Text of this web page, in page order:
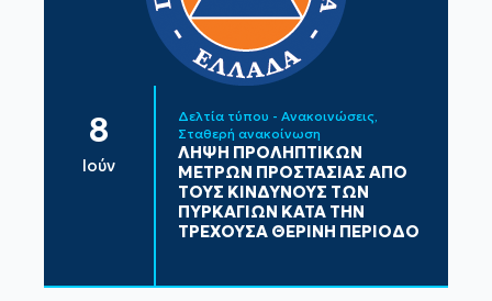
8
Ιούν
Δελτία τύπου - Ανακοινώσεις
Σταθερή ανακοίνωση
ΛΗΨΗ ΠΡΟΛΗΠΤΙΚΩΝ
ΜΕΤΡΩΝ ΠΡΟΣΤΑΣΙΑΣ ΑΠΟ
ΤΟΥΣ ΚΙΝΔΥΝΟΥΣ ΤΩΝ
ΠΥΡΚΑΓΙΩΝ ΚΑΤΑ ΤΗΝ
ΤΡΕΧΟΥΣΑ ΘΕΡΙΝΗ ΠΕΡΙΟΔΟ